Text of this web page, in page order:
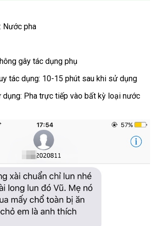
Nước pha
gây tác dụng phụ
tác dụng: 10-15 phút sau khi sử dụng
Pha trực tiếp vào bất kỳ loại nước